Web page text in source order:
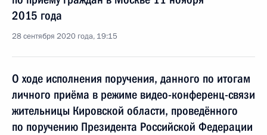
2015 года
28 сентября 2020 года, 19:15
О ходе исполнения поручения, данного по итогам
личного приёма в режиме видео-конференц-связи
жительницы Кировской области, проведённого
по поручению Президента Российской Федерации